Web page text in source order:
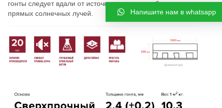
гонты следует вдали от источников тепла и оберегать от
прямых солнечных лучей.
Напишите нам в whatsapp